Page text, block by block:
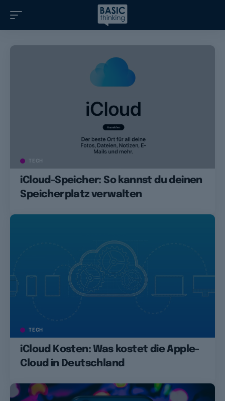
TECH
iCloud-Speicher: So kannst du deinen
Speicherplatz verwalten
TECH
iCloud Kosten: Was kostet die Apple-
Cloud in Deutschland